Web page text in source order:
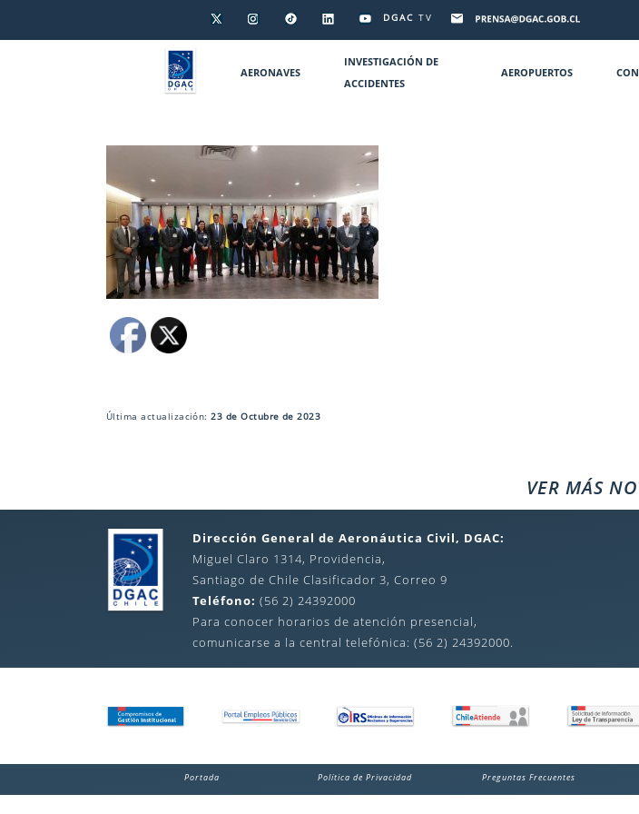
DGAC TV
AERONAVES
INVESTIGACIÓN DE
ACCIDENTES
AEROPUERTOS
Última actualización:23 de Octubre de 2023
VER MÁS
Dirección General de Aeronáutica Civil, DGAC:
Miguel Claro 1314, Providencia,
Santiago de Chile Clasificador 3, Correo 9
Teléfono: (56 2) 24392000
Para conocer horarios de atención presencial,
comunicarse a la central telefónica: (56 2) 24392000.
Portada Política de Privacidad Preguntas Frecuentes